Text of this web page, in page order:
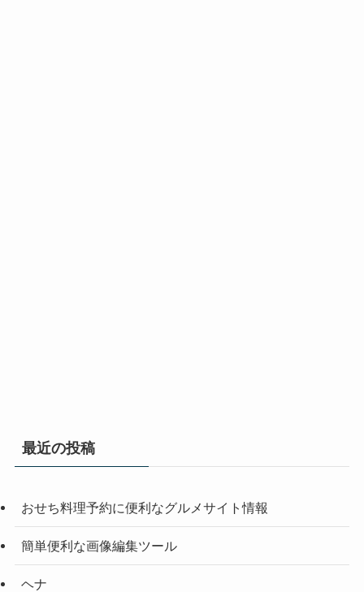
最近の投稿
おせち料理予約に便利なグルメサイト情報
簡単便利な画像編集ツール
ヘナ